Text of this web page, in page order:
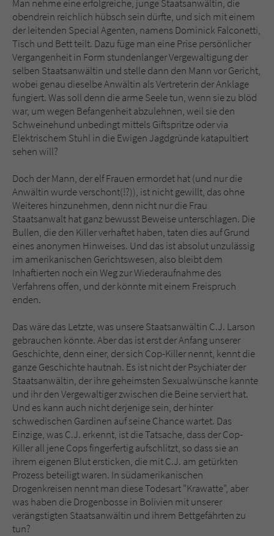
Man nehme eine erfolgreiche, junge Staatsanwältin, die
obendrein reichlich hübsch sein dürfte, und sich mit einem
der leitenden Special Agenten, namens Dominick Falconetti,
Tisch und Bett teilt. Dazu füge man eine Prise persönlicher
Vergangenheit in Form stundenlanger Vergewaltigung der
selben Staatsanwältin und stelle dann den Mann vor Gericht,
wobei genau dieselbe Anwältin als Vertreterin der Anklage
fungiert. Was soll denn die arme Seele tun, wenn sie zu blöd
war, um wegen Befangenheit abzulehnen, weil sie den
Schweinehund unbedingt mittels Giftspritze oder via
Elektrischem Stuhl in die Ewigen Jagdgründe katapultiert
sehen will?
Doch der Mann, der elf Frauen ermordet hat (und nur die
Anwältin wurde verschont(!?)), ist nicht gewillt, das ohne
Weiteres hinzunehmen, denn nicht nur die Frau
Staatsanwalt hat ganz bewusst Beweise unterschlagen. Die
Bullen, die den Killer verhaftet haben, taten dies auf Grund
eines anonymen Hinweises. Und das ist absolut unzulässig
im amerikanischen Gerichtswesen, also bleibt dem
Inhaftierten noch ein Weg zur Wiederaufnahme des
Verfahrens offen, und der könnte mit einem Freispruch
enden.
Das wäre das Letzte, was unsere Staatsanwältin C.J. Larson
gebrauchen könnte. Aber das ist erst der Anfang unserer
Geschichte, denn einer, der sich Cop-Killer nennt, kennt die
ganze Geschichte hautnah. Es ist nicht der Psychiater der
Staatsanwältin, der ihre geheimsten Sexualwünsche kannte
und ihr den Vergewaltiger zwischen die Beine serviert hat.
Und es kann auch nicht derjenige sein, der hinter
schwedischen Gardinen auf seine Chance wartet. Das
Einzige, was C.J. erkennt, ist die Tatsache, dass der Cop-
Killer all jene Cops fingerfertig aufschlitzt, so dass sie an
ihrem eigenen Blut ersticken, die mit C.J. am getürkten
Prozess beteiligt waren. In südamerikanischen
Drogenkreisen nennt man diese Todesart "Krawatte", aber
was haben die Drogenbosse in Bolivien mit unserer
verängstigten Staatsanwältin und ihrem Bettgefährten zu
tun?
Sicherheitscode des Kontaktformulars zu
überprüfen.